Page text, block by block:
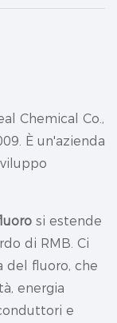
Chemical Co.,
È un'azienda
si estende
di RMB. Ci
del fluoro, che
energia
e